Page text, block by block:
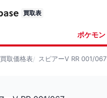
買取表
ポケモン
買取価格表 スピアーV RR 001/067